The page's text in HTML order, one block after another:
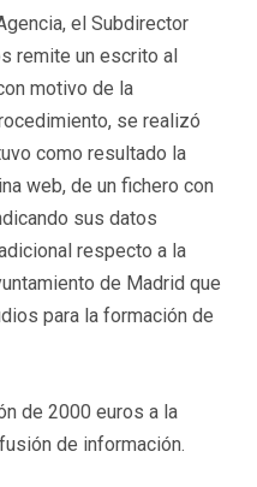
el Subdirector
remite un escrito al
motivo de la
se realizó
como resultado la
web, de un fichero con
sus datos
respecto a la
de Madrid que
para la formación de
de 2000 euros a la
de información.